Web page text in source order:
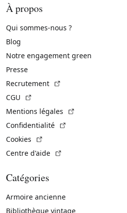
À propos
Qui sommes-nous ?
Blog
Notre engagement green
Presse
Recrutement
CGU
Mentions légales
Confidentialité
Cookies
Centre d'aide
Catégories
Armoire ancienne
Bibliothèque vintage